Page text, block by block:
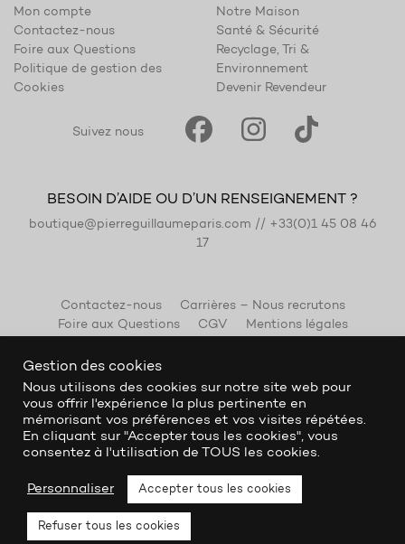
Mon compte
Contactez-nous
Foire aux Questions
Politique de gestion des
Cookies
Notre Maison
Santé & Sécurité
Recyclage, Tri &
Environnement
Devenir Revendeur
Suivez nous
BESOIN D’AIDE OU D’UN RENSEIGNEMENT ?
boutique@pierreguillaumeparis.com // +33(0)1 45 08 46
17
Contactez-nous
Carrières – Nous recrutons
Foire aux Questions
CGV Mentions légales
Gestion des cookies
Nous utilisons des cookies sur notre site web pour
vous offrir l'expérience la plus pertinente en
mémorisant vos préférences et vos visites répétées.
En cliquant sur "Accepter tous les cookies", vous
consentez à l'utilisation de TOUS les cookies.
Personnaliser Accepter tous les cookies
Refuser tous les cookies